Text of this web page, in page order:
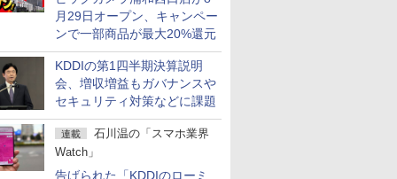
月29日オープン、キャンペー
ンで一部商品が最大20%還元
KDDIの第1四半期決算説明
会、増収増益もガバナンスや
セキュリティ対策などに課題
連載
石川温の「スマホ業界
Watch」
告げられた「KDDIのローミ